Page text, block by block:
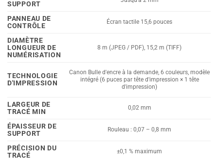
SUPPORT
PANNEAU DE
CONTRÔLE
Écran tactile 15,6 pouces
DIAMÈTRE
LONGUEUR DE
NUMÉRISATION
8 m (JPEG / PDF), 15,2 m (TIFF)
TECHNOLOGIE
D'IMPRESSION
Canon Bulle d'encre à la demande, 6 couleurs, modèle
intégré (6 puces par tête d'impression × 1 tête
d'impression)
LARGEUR DE
TRACÉ MIN
0,02 mm
ÉPAISSEUR DE
SUPPORT
Rouleau : 0,07 – 0,8 mm
PRÉCISION DU
TRACÉ
±0,1 % maximum